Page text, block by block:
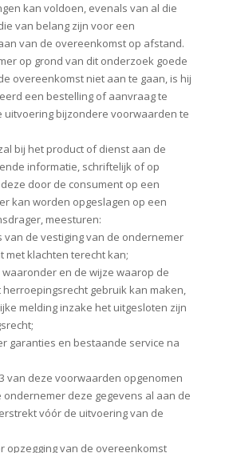
kan voldoen, evenals van al die
van belang zijn voor een
van de overeenkomst op afstand.
op grond van dit onderzoek goede
overeenkomst niet aan te gaan, is hij
een bestelling of aanvraag te
uitvoering bijzondere voorwaarden te
bij het product of dienst aan de
informatie, schriftelijk of op
door de consument op een
kan worden opgeslagen op een
meesturen:
van de vestiging van de ondernemer
met klachten terecht kan;
en de wijze waarop de
gebruik kan maken,
melding inzake het uitgesloten zijn
garanties en bestaande service na
van deze voorwaarden opgenomen
ondernemer deze gegevens al aan de
vóór de uitvoering van de
opzegging van de overeenkomst